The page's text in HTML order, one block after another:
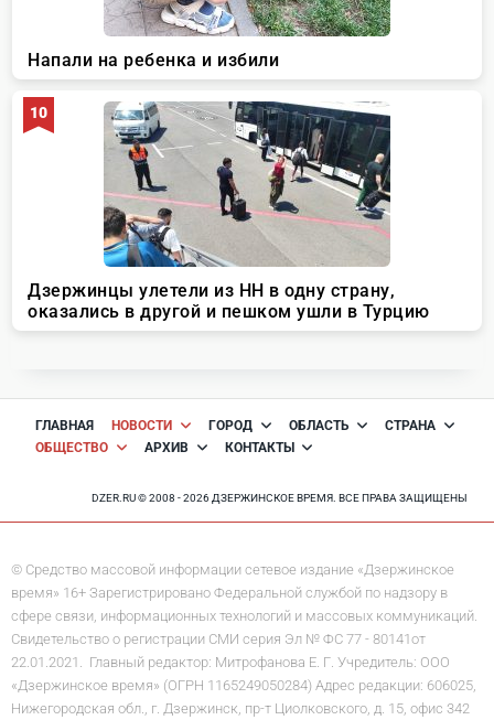
ГЛАВНАЯ НОВОСТИ ГОРОД ОБЛАСТЬ
СТРАНА
ОБЩЕСТВО
АРХИВ КОНТАКТЫ
DZER.RU © 2008 - 2026 ДЗЕРЖИНСКОЕ ВРЕМЯ. ВСЕ ПРАВА ЗАЩИЩЕНЫ
© Средство массовой информации сетевое издание «Дзержинское
время» 16+ Зарегистрировано Федеральной службой по надзору в
сфере связи, информационных технологий и массовых коммуникаций.
Свидетельство о регистрации СМИ серия Эл № ФС 77 - 80141от
22.01.2021. Главный редактор: Митрофанова Е. Г. Учредитель: ООО
«Дзержинское время» (ОГРН 1165249050284) Адрес редакции: 606025,
Нижегородская обл., г. Дзержинск, пр-т Циолковского, д. 15, офис 342